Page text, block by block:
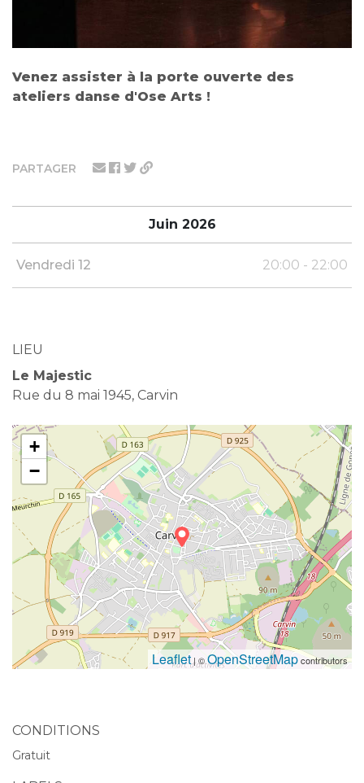
PARTAGER
Juin 2026
Vendredi 12 20:00 - 22:00
LIEU
Le Majestic
Rue du 8 mai 1945, Carvin
+
−
Leaflet| ©OpenStreetMapcontributors
CONDITIONS
Gratuit
Venez assister à la porte ouverte des
ateliers danse d'Ose Arts !